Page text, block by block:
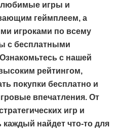
любимые игры и
геймплеем, а
игроками по всему
с бесплатными
с нашей
рейтингом,
покупки бесплатно и
впечатления. От
игр и
каждый найдет что-то для